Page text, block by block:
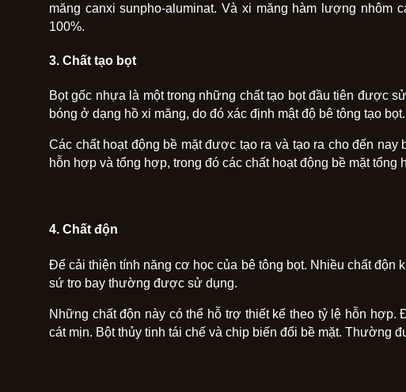
măng canxi sunpho-aluminat. Và xi măng hàm lượng
100%.
3. Chất tạo bọt
Bọt gốc nhựa là một trong những chất tạo bọt đầu tiên được
bóng ở dạng hồ xi măng, do đó xác định mật độ bê tông tạo bọt.
Các chất hoạt động bề mặt được tạo ra và tạo ra cho đến
hỗn hợp và tổng hợp, trong đó các chất hoạt động bề mặt
4. Chất độn
Để cải thiện tính năng cơ học của bê tông bọt. Nhiều chất độn
sứ tro bay thường được sử dụng.
Những chất độn này có thể hỗ trợ thiết kế theo tỷ lệ hỗn
cát mịn. Bột thủy tinh tái chế và chip biến đổi bề mặt. Thường